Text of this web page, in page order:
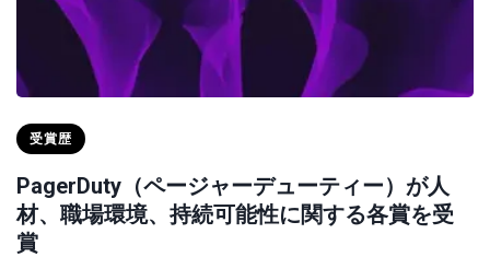
受賞歴
PagerDuty（ページャーデューティー）が人
材、職場環境、持続可能性に関する各賞を受
賞